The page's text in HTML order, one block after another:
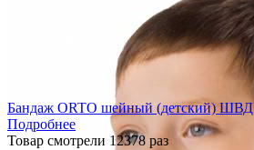
Бандаж ORTO шейный (детский) ШВД
Подробнее
Товар смотрели 12378 раз